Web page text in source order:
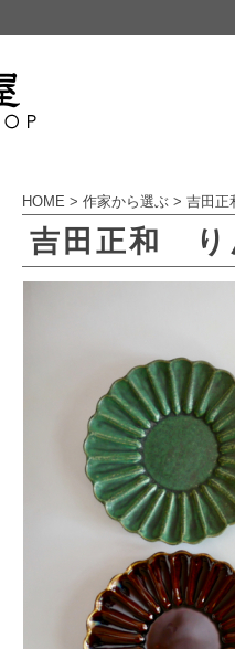
HOME > 作家から選ぶ > 吉田正
吉田正和